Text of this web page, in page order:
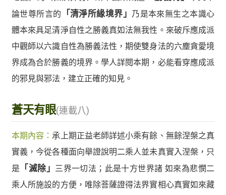
論世尊所言的 「清淨所緣境界」 乃是本來無生之本識心
體本來具足清淨自性之勝義真如法無我性。來破斥應成派
中觀師以六識自性為勝義法性，期使雙身法的六塵貪愛境
界成為合於勝義的境界。學人詳閱本期，必能看穿應成派
的邪見與邪法，建立正確的知見。
蒼天有眼(連載八)
本期內容：承上期正益老師詳述小乘有餘、無餘涅槃之真
實義，今從各種面向舉證說明二乘人並未真實入涅槃，只
是 「滅除」 三界一切法；此是十方世界諸 如來為悲憫二
乘人所施設的方便，唯除菩薩證得法界實相心真實如來藏